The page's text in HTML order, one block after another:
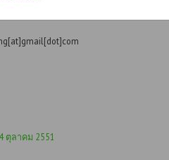
ตุลาคม 2551